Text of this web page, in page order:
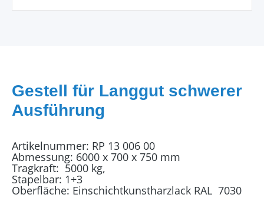
Gestell für Langgut schwerer
Ausführung
Artikelnummer: RP 13 006 00
Abmessung: 6000 x 700 x 750 mm
Tragkraft: 5000 kg,
Stapelbar: 1+3
Oberfläche: Einschichtkunstharzlack RAL 7030